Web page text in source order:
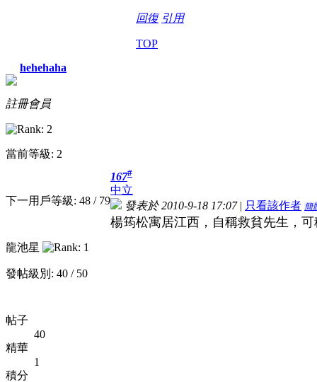
回復 引用
TOP
hehehaha
註冊會員
當前等級: 2
下一用戶等級: 48 / 79
龍池星
發帖級別: 40 / 50
帖子
40
精華
1
積分
167#
中立
發表於 2010-9-18 17:07| 只看該作者 簡
楊筠松寓居江西，自稱救貧先生，